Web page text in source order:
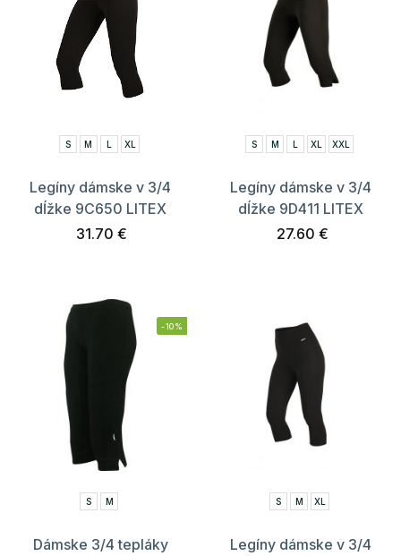
S M L XL
Legíny dámske v 3/4
dĺžke 9C650 LITEX
31.70 €
S M L XL XXL
Legíny dámske v 3/4
dĺžke 9D411 LITEX
27.60 €
-10%
S M
Dámske 3/4 tepláky
S M XL
Legíny dámske v 3/4